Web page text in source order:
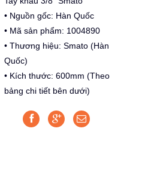
• Nguồn gốc: Hàn Quốc
• Mã sản phẩm: 1004890
• Thương hiệu: Smato (Hàn
Quốc)
• Kích thước: 600mm (Theo
bảng chi tiết bên dưới)